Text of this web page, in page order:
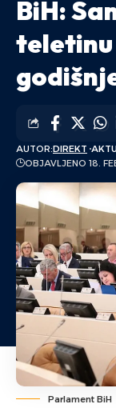
BiH:
AUTOR:DIREKT
OBJAVLJENO 18.
Parlament BiH